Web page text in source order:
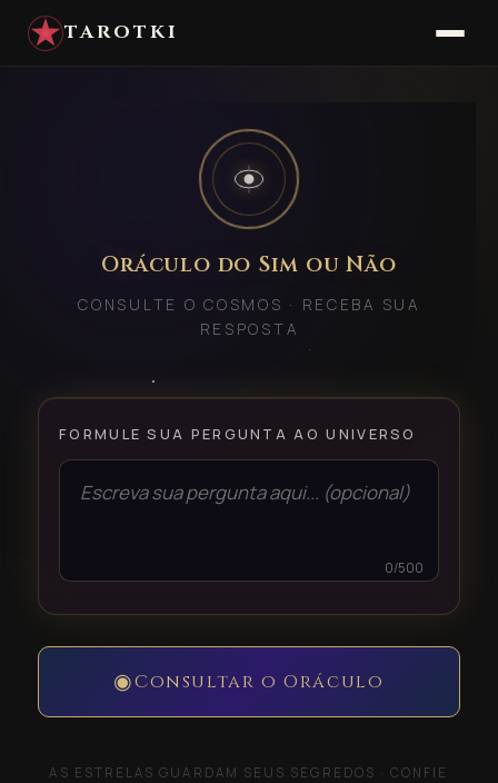
TAROTKI
Oráculo do Sim ou Não
CONSULTE O COSMOS · RECEBA SUA
RESPOSTA
FORMULE SUA PERGUNTA AO UNIVERSO
0/500
◉Consultar o Oráculo
AS ESTRELAS GUARDAM SEUS SEGREDOS · CONFIE